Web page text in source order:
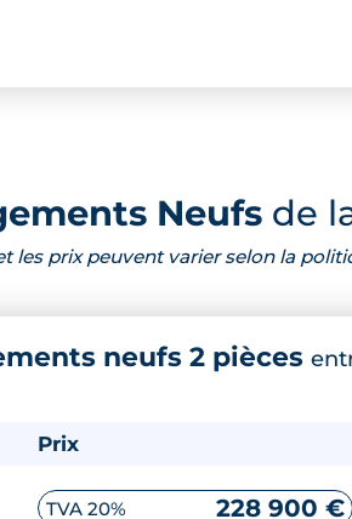
Neufs de
les prix peuvent varier selon la
neufs 2 pièces
Prix
TVA 20% 228 900 €